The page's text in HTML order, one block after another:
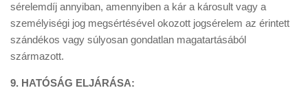
sérelemdíj annyiban, amennyiben a kár a károsult vagy a
személyiségi jog megsértésével okozott jogsérelem az érintett
szándékos vagy súlyosan gondatlan magatartásából
származott.
9. HATÓSÁG ELJÁRÁSA: